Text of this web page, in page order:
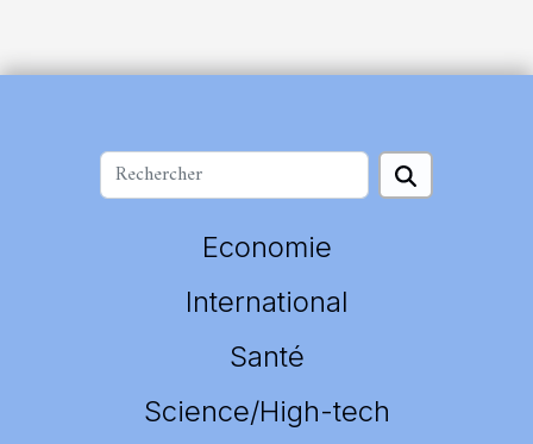
Economie
International
Santé
Science/High-tech